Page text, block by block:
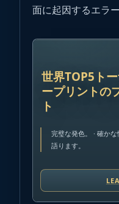
面に起因するエラ
世界TOP5ト
ープリントの
ト
完璧な発色。 · 確か
語ります。